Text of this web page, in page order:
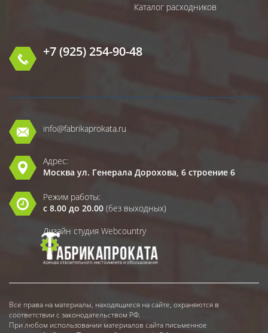
Каталог расходников
+7 (925) 254-90-48
info@fabrikaprokata.ru
Адрес:
Москва ул. Генерала Дорохова, 6 строение 6
Режим работы:
с 8.00 до 20.00 (без выходных)
Дизайн студия Webcountry
Все права на материалы, находящиеся на сайте, охраняются в
соответствии с законодательством РФ.
При любом использовании материалов сайта письменное